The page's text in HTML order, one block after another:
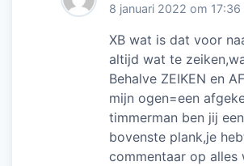
8 januari 2022 om 17:36
XB wat is dat voor
altijd wat te
Behalve ZEIKEN en
mijn ogen=een
timmerman ben jij
bovenste plank,je
commentaar op alles